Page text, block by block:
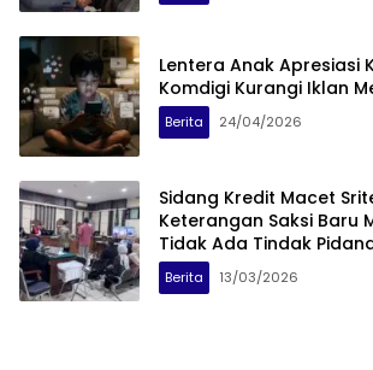
Lentera Anak Apresiasi
Komdigi Kurangi Iklan
Berita 24/04/2026
Sidang Kredit Macet
Keterangan Saksi Baru
Tidak Ada Tindak
Wazdi
Berita 13/03/2026